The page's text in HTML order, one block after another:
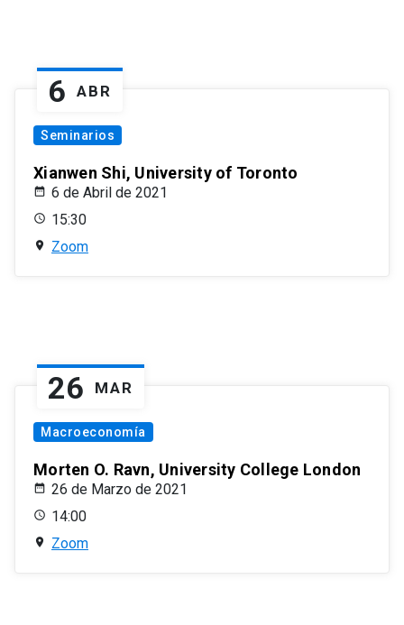
6 ABR
Seminarios
Xianwen Shi, University of Toronto
6 de Abril de 2021
15:30
Zoom
26 MAR
Macroeconomía
Morten O. Ravn, University College London
26 de Marzo de 2021
14:00
Zoom